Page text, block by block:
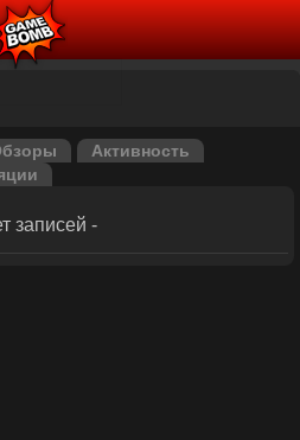
Активность
записей -